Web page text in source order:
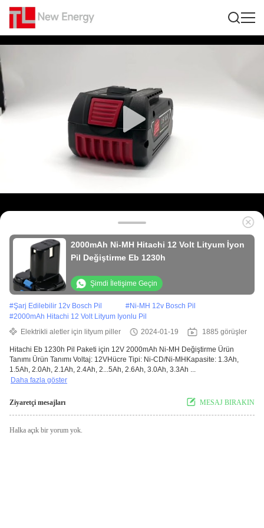
2000mAh Ni-MH Hitachi 12 Volt Lityum İyon
Pil Değiştirme Eb 1230h
Şimdi İletişime Geçin
#Şarj Edilebilir 12v Bosch Pil #Ni-MH 12v Bosch Pil
#2000mAh Hitachi 12 Volt Lityum Iyonlu Pil
Elektrikli aletler için lityum piller
2024-01-19 1885 görüşler
Hitachi Eb 1230h Pil Paketi için 12V 2000mAh Ni-MH Değiştirme Ürün
Tanımı Ürün Tanımı Voltaj: 12VHücre Tipi: Ni-CD/Ni-MHKapasite: 1.3Ah,
1.5Ah, 2.0Ah, 2.1Ah, 2.4Ah, 2...5Ah, 2.6Ah, 3.0Ah, 3.3Ah ...
Daha fazla göster
Ziyaretçi mesajları MESAJ BIRAKIN
Halka açık bir yorum yok.